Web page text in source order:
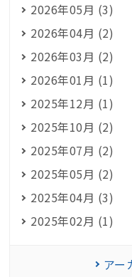
2026年05月 (3)
2026年04月 (2)
2026年03月 (2)
2026年01月 (1)
2025年12月 (1)
2025年10月 (2)
2025年07月 (2)
2025年05月 (2)
2025年04月 (3)
2025年02月 (1)
アー